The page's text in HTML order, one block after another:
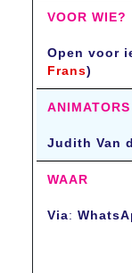
VOOR WIE?
Open voor
Frans)
ANIMATORS
Judith Van
WAAR
Via: